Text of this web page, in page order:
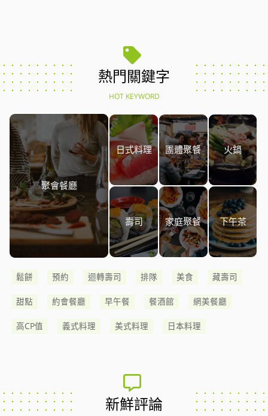
熱門關鍵字
HOT KEYWORD
聚會餐廳
日式料理 團體聚餐 火鍋
壽司 家庭聚餐 下午茶
鬆餅 預約 迴轉壽司 排隊 美食 藏壽司
甜點 約會餐廳 早午餐 餐酒館 網美餐廳
高CP值 義式料理 美式料理 日本料理
新鮮評論